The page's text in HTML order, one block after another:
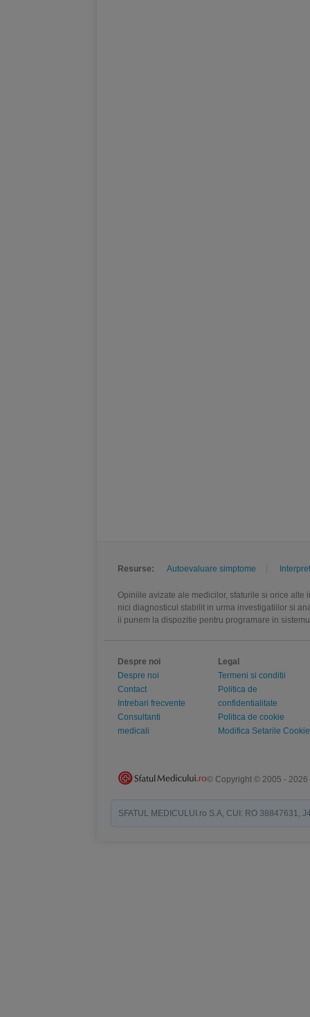
Resurse: Autoevaluare simptome
Opiniile avizate ale medicilor, sfaturile si orice
nici diagnosticul stabilit in urma investigatiilor si
ii punem la dispozitie pentru programare in
Despre noi
Despre noi
Contact
Intrebari frecvente
Consultanti
medicali
Legal
Termeni si conditii
Politica de
confidentialitate
Politica de cookie
Modifica Setarile Cookie
© Copyright © 2005 - 2026
SFATUL MEDICULUI.ro S.A, CUI: RO 38847631,